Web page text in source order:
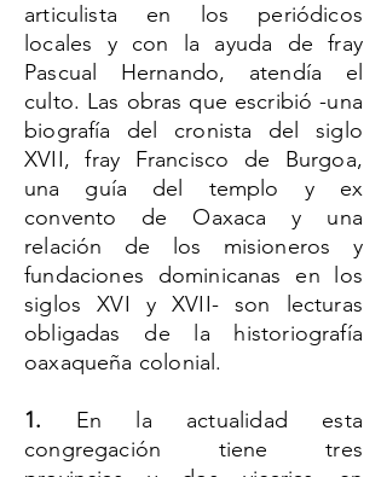
articulista en los periódicos
locales y con la ayuda de fray
Pascual Hernando, atendía el
culto. Las obras que escribió -una
biografía del cronista del siglo
XVII, fray Francisco de Burgoa,
una guía del templo y ex
convento de Oaxaca y una
relación de los misioneros y
fundaciones dominicanas en los
siglos XVI y XVII- son lecturas
obligadas de la historiografía
oaxaqueña colonial.
1. En la actualidad esta
congregación tiene tres